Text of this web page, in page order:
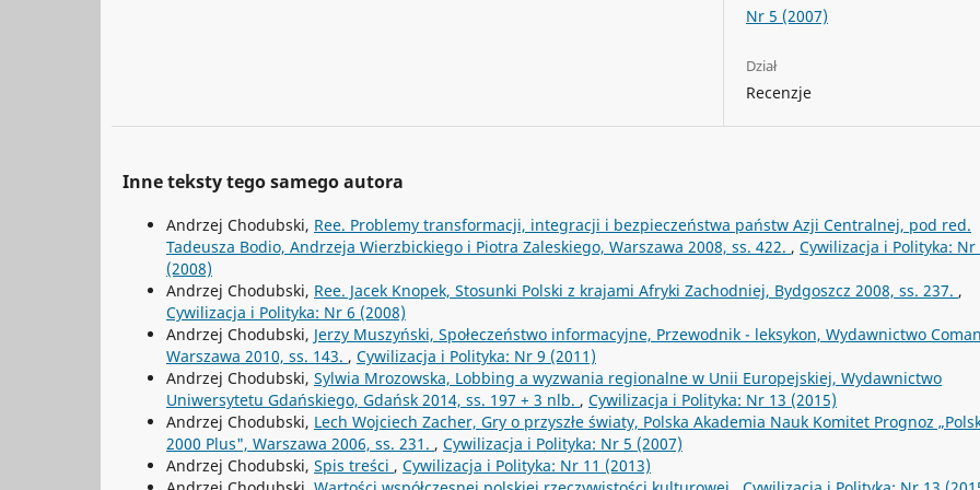
Nr 5 (2007)
Dział
Recenzje
Inne teksty tego samego autora
Andrzej Chodubski, Ree. Problemy transformacji, integracji i bezpieczeństwa państw Azji Centralnej, pod red.
Tadeusza Bodio, Andrzeja Wierzbickiego i Piotra Zaleskiego, Warszawa 2008, ss. 422. , Cywilizacja i Polityka: Nr
(2008)
Andrzej Chodubski, Ree. Jacek Knopek, Stosunki Polski z krajami Afryki Zachodniej, Bydgoszcz 2008, ss. 237. ,
Cywilizacja i Polityka: Nr 6 (2008)
Andrzej Chodubski, Jerzy Muszyński, Społeczeństwo informacyjne, Przewodnik - leksykon, Wydawnictwo
Warszawa 2010, ss. 143. , Cywilizacja i Polityka: Nr 9 (2011)
Andrzej Chodubski, Sylwia Mrozowska, Lobbing a wyzwania regionalne w Unii Europejskiej, Wydawnictwo
Uniwersytetu Gdańskiego, Gdańsk 2014, ss. 197 + 3 nlb. , Cywilizacja i Polityka: Nr 13 (2015)
Andrzej Chodubski, Lech Wojciech Zacher, Gry o przyszłe światy, Polska Akademia Nauk Komitet Prognoz
2000 Plus", Warszawa 2006, ss. 231. , Cywilizacja i Polityka: Nr 5 (2007)
Andrzej Chodubski, Spis treści , Cywilizacja i Polityka: Nr 11 (2013)